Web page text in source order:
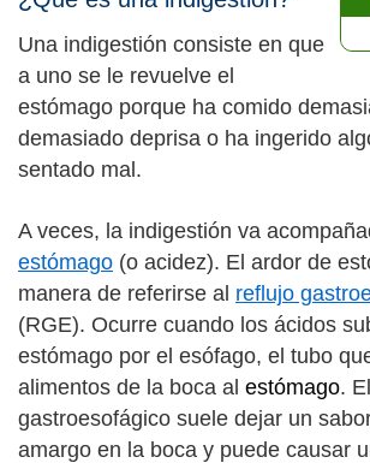
Una indigestión consiste en que
a uno se le revuelve el
estómago porque ha comido
demasiado deprisa o ha ingerido
sentado mal.
A veces, la indigestión va
estómago (o acidez). El ardor de
manera de referirse al reflujo
(RGE). Ocurre cuando los ácidos
estómago por el esófago, el tubo
alimentos de la boca al estómago.
gastroesofágico suele dejar un
amargo en la boca y puede causar